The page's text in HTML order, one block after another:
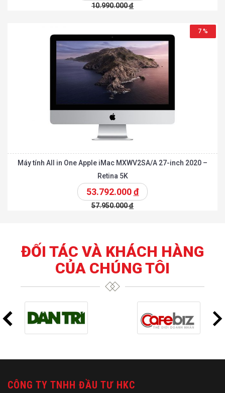
10.990.000đ
7 %
Máy tính All in One Apple iMac MXWV2SA/A 27-inch 2020 –
Retina 5K
53.792.000đ
57.950.000đ
ĐỐI TÁC VÀ KHÁCH HÀNG
CỦA CHÚNG TÔI
CÔNG TY TNHH ĐẦU TƯ HKC